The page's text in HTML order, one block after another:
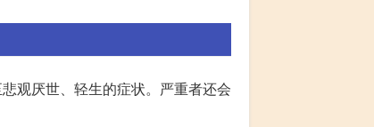
观厌世、轻生的症状。严重者还会